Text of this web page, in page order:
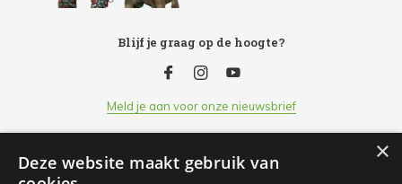
Blijf je graag op de hoogte?
Meld je aan voor onze nieuwsbrief
Klantenservice
×
Deze website maakt gebruik van